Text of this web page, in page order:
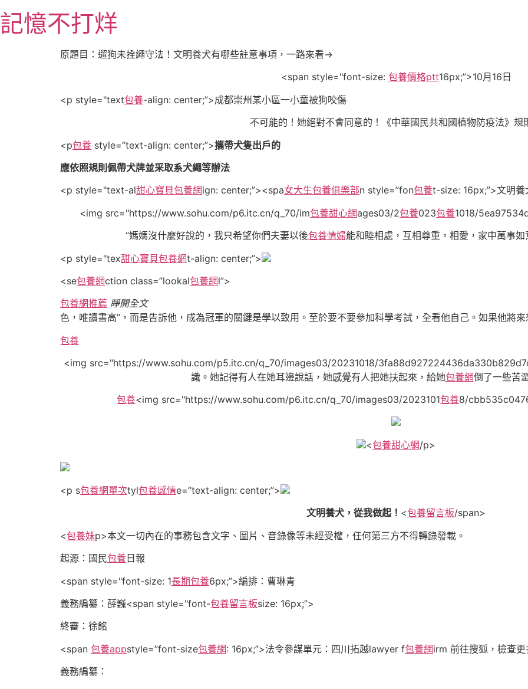
至
主
記憶不打烊
原題目：遛狗未拴繩守法！文明養犬有哪些註意事項，一路來看→
<span style="font-size: 包養價格ptt16px;”>10月16日
<p style="text包養-align: center;”>成都崇州某小區一小童被狗咬傷
不可能的！她絕對不會同意的！
《中華國民共和國植物防疫法》規
<p包養 style=”text-align: center;”>攜帶犬隻出戶的
應依照規則佩帶犬牌並采取系犬繩等辦法
<p style="text-al甜心寶貝包養網ign: center;”><spa女大生包養俱樂部n style=”fon包養t-size: 16px;”>文明養
<img src="https://www.sohu.com/p6.itc.cn/q_70/im包養甜心網ages03/2包養023包養1018/
“媽媽沒什麼好說的，我只希望你們夫妻以後包養情婦能和睦相處，互相尊重，相愛，家中萬事
<p style="tex甜心寶貝包養網t-align: center;”>
<se包養網ction class=”lookal包養網l”>
包養網推薦 睜開全文
色，唯讀書高”，而是告訴他，成為冠軍的關鍵是學以致用。至於要不要參加科學考試，全看他自己。如果他將
包養
<img src="https://www.sohu.com/p5.itc.cn/q_70/images03/20231018/
識。她記得有人在她耳邊說話，她感覺有人把她扶起來，給她包養網倒了一些苦
包養<img src="https://www.sohu.com/p6.itc.cn/q_70/images03/2023101包養8/
<包養甜心網/p>
<p s包養網單次tyl包養感情e=”text-align: center;”>
文明養犬，從我做起！ <包養留言板/span>
<包養妹p>本文一切內在的事務包含文字、圖片、音錄像等未經受權，任何第三方不得轉錄發載。
起源：國民包養 日報
<span style="font-size: 1長期包養6px;”>編排：曹琳青
義務編纂： 薛巍<span style="font-包養留言板size: 16px;”>
終審： 徐銘
<span 包養appstyle=”font-size包養網: 16px;”>法令參謀單元：四川拓越lawyer f包養網irm 前往搜狐，檢查更
義務編纂：